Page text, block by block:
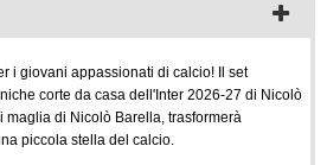
i giovani appassionati di calcio! Il set
corte da casa dell'Inter 2026-27 di Nicolò
maglia di Nicolò Barella, trasformerà
piccola stella del calcio.